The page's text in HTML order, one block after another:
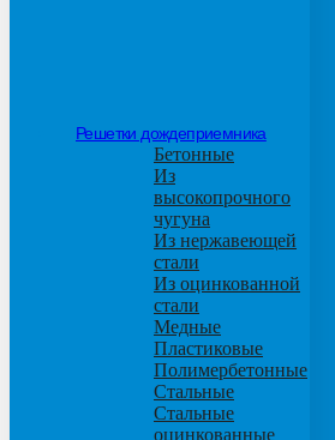
Решетки дождеприемника
Бетонные
Из
высокопрочного
чугуна
Из нержавеющей
стали
Из оцинкованной
стали
Медные
Пластиковые
Полимербетонные
Стальные
Стальные
оцинкованные